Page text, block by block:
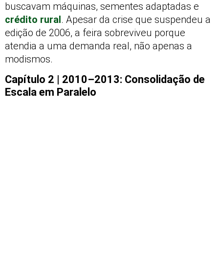
buscavam máquinas, sementes adaptadas e
crédito rural . Apesar da crise que suspendeu a
edição de 2006, a feira sobreviveu porque
atendia a uma demanda real, não apenas a
modismos.
Capítulo 2 | 2010–2013: Consolidação de
Escala em Paralelo